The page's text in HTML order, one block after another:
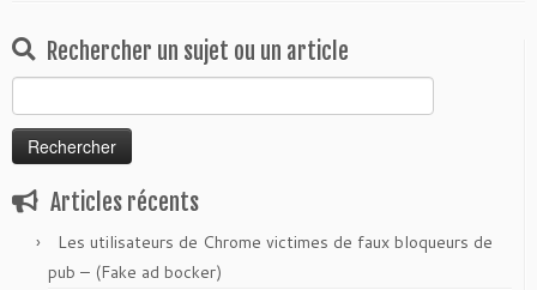
Rechercher un sujet ou un article
Articles récents
Les utilisateurs de Chrome victimes de faux bloqueurs de
pub – (Fake ad bocker)